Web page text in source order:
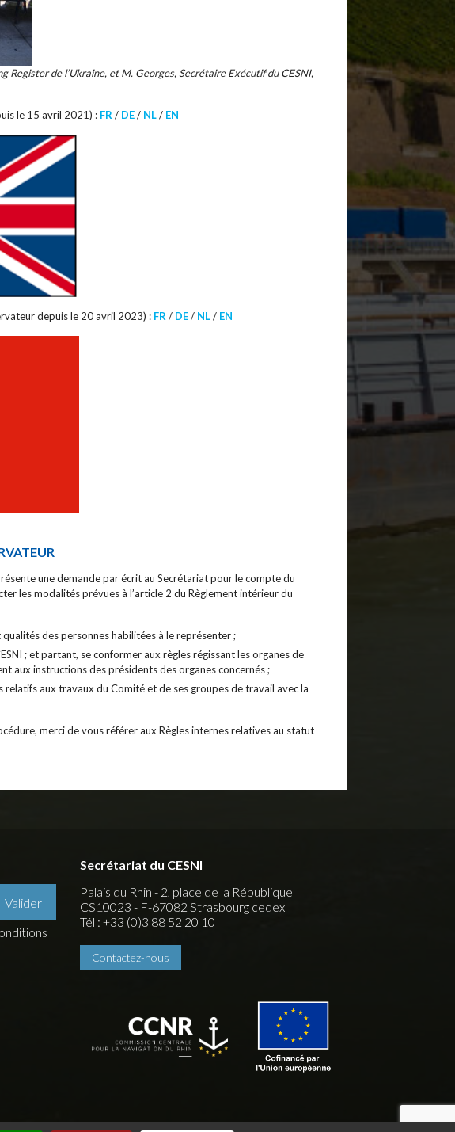
Register de l’Ukraine, et M. Georges, Secrétaire Exécutif du CESNI,
le 15 avril 2021) : FR / DE/ NL/ EN
depuis le 20 avril 2023) : FR / DE/ NL/ EN
une demande par écrit au Secrétariat pour le compte du
les modalités prévues à l’article 2 du Règlement intérieur du
des personnes habilitées à le représenter ;
; et partant, se conformer aux règles régissant les organes de
aux instructions des présidents des organes concernés ;
aux travaux du Comité et de ses groupes de travail avec la
merci de vous référer aux Règles internes relatives au statut
Secrétariat du CESNI
Palais du Rhin - 2, place de la République
CS10023 - F-67082 Strasbourg cedex
Tél : +33 (0)3 88 52 20 10
Contactez-nous